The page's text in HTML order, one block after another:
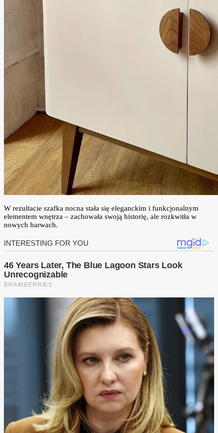
W rezultacie szafka nocna stała się eleganckim i funkcjonalnym
elementem wnętrza – zachowała swoją historię, ale rozkwitła w
nowych barwach.